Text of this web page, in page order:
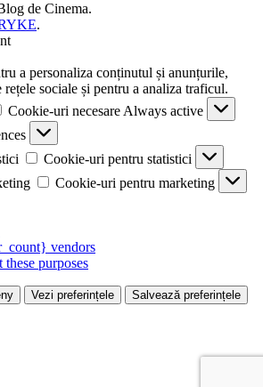
de Cinema.
.
a personaliza conținutul și anunțurile,
sociale și pentru a analiza traficul.
Cookie-uri necesare Always active
Cookie-uri pentru statistici
Cookie-uri pentru marketing
vendors
these purposes
Vezi preferințele Salvează preferințele